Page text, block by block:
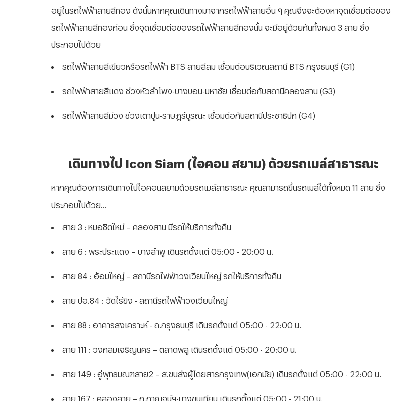
อยู่ในรถไฟฟ้าสายสีทอง ดังนั้นหากคุณเดินทางมาจากรถไฟฟ้าสายอื่น ๆ คุณจึงจะต้องหาจุดเชื่อมต่อของ
รถไฟฟ้าสายสีทองก่อน ซึ่งจุดเชื่อมต่อของรถไฟฟ้าสายสีทองนั้น จะมีอยู่ด้วยกันทั้งหมด 3 สาย ซึ่ง
ประกอบไปด้วย
รถไฟฟ้าสายสีเขียวหรือรถไฟฟ้า BTS สายสีลม เชื่อมต่อบริเวณสถานี BTS กรุงธนบุรี (G1)
รถไฟฟ้าสายสีแดง ช่วงหัวลำโพง-บางบอน-มหาชัย เชื่อมต่อกับสถานีคลองสาน (G3)
รถไฟฟ้าสายสีม่วง ช่วงเตาปูน-ราษฎร์บูรณะ เชื่อมต่อกับสถานีประชาธิปก (G4)
เดินทางไป Icon Siam (ไอคอน สยาม) ด้วยรถเมล์สาธารณะ
หากคุณต้องการเดินทางไปไอคอนสยามด้วยรถเมล์สาธารณะ คุณสามารถขึ้นรถเมล์ได้ทั้งหมด 11 สาย ซึ่ง
ประกอบไปด้วย...
สาย 3 : หมอชิตใหม่ – คลองสาน มีรถให้บริการทั้งคืน
สาย 6 : พระประแดง – บางลำพู เดินรถตั้งแต่ 05:00 - 20:00 น.
สาย 84 : อ้อมใหญ่ – สถานีรถไฟฟ้าวงเวียนใหญ่ รถให้บริการทั้งคืน
สาย ปอ.84 : วัดไร่ขิง - สถานีรถไฟฟ้าวงเวียนใหญ่
สาย 88 : อาคารสงเคราะห์ - ถ.กรุงธนบุรี เดินรถตั้งแต่ 05:00 - 22:00 น.
สาย 111 : วงกลมเจริญนคร – ตลาดพลู เดินรถตั้งแต่ 05:00 - 20:00 น.
สาย 149 : อู่พุทธมณฑสาย2 – ส.ขนส่งผู้โดยสารกรุงเทพ(เอกมัย) เดินรถตั้งแต่ 05:00 - 22:00 น.
สาย 167 : คลองสาย – ถ.กาญจน์ฯ-บางขุนเทียน เดินรถตั้งแต่ 05:00 - 21:00 น.